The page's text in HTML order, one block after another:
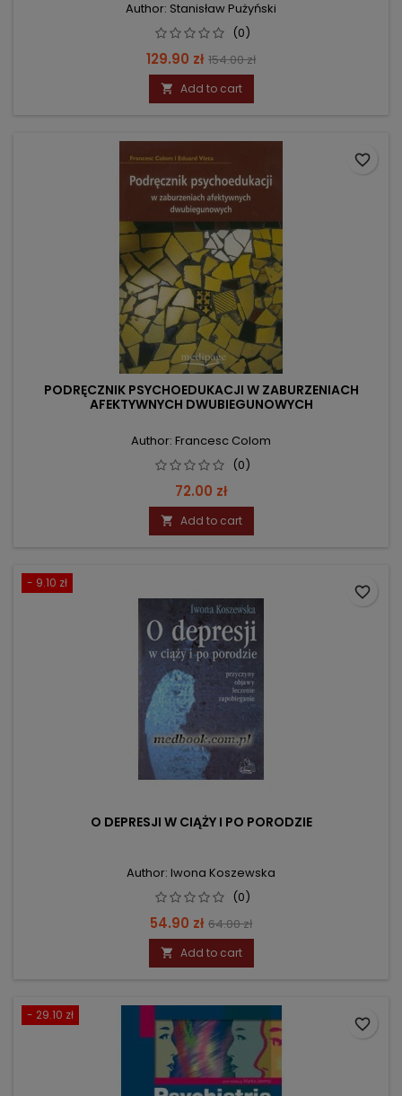
Author: Stanisław Pużyński
(0)
Price
129.90 zł Regular
price
154.00 zł
 Add to cart
PODRĘCZNIK PSYCHOEDUKACJI W ZABURZENIACH
AFEKTYWNYCH DWUBIEGUNOWYCH
Author: Francesc Colom
(0)
Price
72.00 zł
 Add to cart
favorite_border
- 9.10 zł
O DEPRESJI W CIĄŻY I PO PORODZIE
Author: Iwona Koszewska
(0)
Price
54.90 zł Regular
price
64.00 zł
 Add to cart
favorite_border
- 29.10 zł
favorite_border